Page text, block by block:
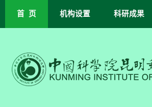
首 页 机构设置 科研成果